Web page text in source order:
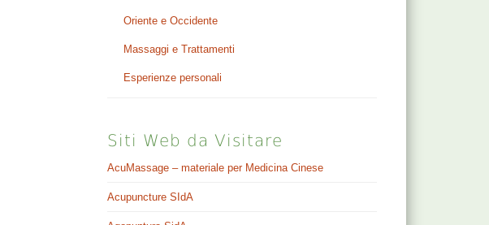
Oriente e Occidente
Massaggi e Trattamenti
Esperienze personali
Siti Web da Visitare
AcuMassage – materiale per Medicina Cinese
Acupuncture SIdA